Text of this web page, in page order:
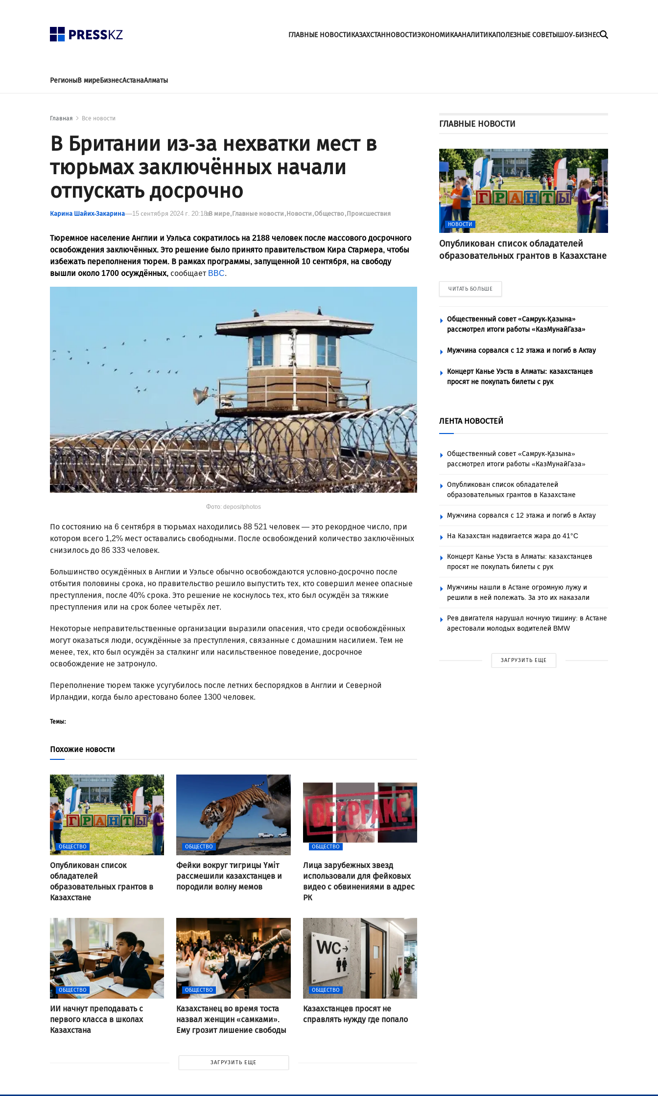
ГЛАВНЫЕ НОВОСТИКАЗАХСТАННОВОСТИЭКОНОМИКААНАЛИТИКАПОЛЕЗНЫЕ СОВЕТЫШОУ-БИЗНЕС
РегионыВ миреБизнесАстанаАлматы
Главная Все новости
В Британии из-за нехватки мест в
тюрьмах заключённых начали
отпускать досрочно
Карина Шайих-Закарина 15 сентября 2024 г. 20:18вВ мире Главные новости НовостиОбщество Происшествия
Тюремное население Англии и Уэльса сократилось на 2188 человек после массового досрочного
освобождения заключённых. Это решение было принято правительством Кира Стармера, чтобы
избежать переполнения тюрем. В рамках программы, запущенной 10 сентября, на свободу
вышли около 1700 осуждённых, сообщает BBC.
Фото: depositphotos
По состоянию на 6 сентября в тюрьмах находились 88 521 человек — это рекордное число, при
котором всего 1,2% мест оставались свободными. После освобождений количество заключённых
снизилось до 86 333 человек.
Большинство осуждённых в Англии и Уэльсе обычно освобождаются условно-досрочно после
отбытия половины срока, но правительство решило выпустить тех, кто совершил менее опасные
преступления, после 40% срока. Это решение не коснулось тех, кто был осуждён за тяжкие
преступления или на срок более четырёх лет.
Некоторые неправительственные организации выразили опасения, что среди освобождённых
могут оказаться люди, осуждённые за преступления, связанные с домашним насилием. Тем не
менее, тех, кто был осуждён за сталкинг или насильственное поведение, досрочное
освобождение не затронуло.
Переполнение тюрем также усугубилось после летних беспорядков в Англии и Северной
Ирландии, когда было арестовано более 1300 человек.
Темы:
Похожие новости
ОБЩЕСТВО
Опубликован список
обладателей
образовательных грантов в
Казахстане
ОБЩЕСТВО
Фейки вокруг тигрицы Үміт
рассмешили казахстанцев и
породили волну мемов
ОБЩЕСТВО
Лица зарубежных звезд
использовали для фейковых
видео с обвинениями в адрес
РК
ОБЩЕСТВО
ИИ начнут преподавать с
первого класса в школах
Казахстана
ОБЩЕСТВО
Казахстанец во время тоста
назвал женщин «самками».
Ему грозит лишение свободы
ОБЩЕСТВО
Казахстанцев просят не
справлять нужду где попало
ЗАГРУЗИТЬ ЕЩЕ
ГЛАВНЫЕ НОВОСТИ
НОВОСТИ
Опубликован список обладателей
образовательных грантов в Казахстане
ЧИТАТЬ БОЛЬШЕ
Общественный совет «Самрук-Қазына»
рассмотрел итоги работы «КазМунайГаза»
Мужчина сорвался с 12 этажа и погиб в Актау
Концерт Канье Уэста в Алматы: казахстанцев
просят не покупать билеты с рук
ЛЕНТА НОВОСТЕЙ
Общественный совет «Самрук-Қазына»
рассмотрел итоги работы «КазМунайГаза»
Опубликован список обладателей
образовательных грантов в Казахстане
Мужчина сорвался с 12 этажа и погиб в Актау
На Казахстан надвигается жара до 41°C
Концерт Канье Уэста в Алматы: казахстанцев
просят не покупать билеты с рук
Мужчины нашли в Астане огромную лужу и
решили в ней полежать. За это их наказали
Рев двигателя нарушал ночную тишину: в Астане
арестовали молодых водителей BMW
ЗАГРУЗИТЬ ЕЩЕ